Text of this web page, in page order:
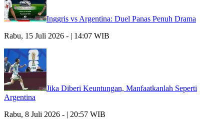
Inggris vs Argentina: Duel Panas Penuh Drama
Rabu, 15 Juli 2026 - | 14:07 WIB
Jika Diberi Keuntungan, Manfaatkanlah Seperti
Argentina
Rabu, 8 Juli 2026 - | 20:57 WIB